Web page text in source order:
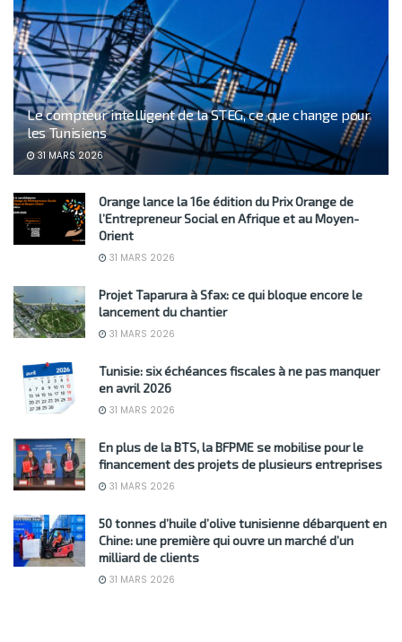
Le compteur intelligent de la STEG, ce que change pour
les Tunisiens
31 MARS 2026
Orange lance la 16e édition du Prix Orange de
l’Entrepreneur Social en Afrique et au Moyen-
Orient
31 MARS 2026
Projet Taparura à Sfax: ce qui bloque encore le
lancement du chantier
31 MARS 2026
Tunisie: six échéances fiscales à ne pas manquer
en avril 2026
31 MARS 2026
En plus de la BTS, la BFPME se mobilise pour le
financement des projets de plusieurs entreprises
31 MARS 2026
50 tonnes d’huile d’olive tunisienne débarquent en
Chine: une première qui ouvre un marché d’un
milliard de clients
31 MARS 2026